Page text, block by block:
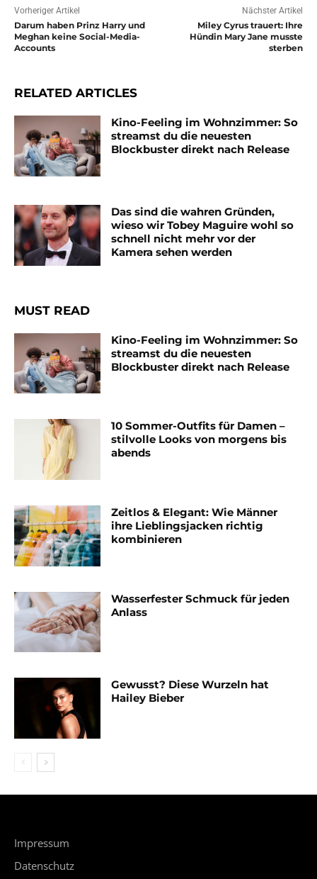
Vorheriger Artikel
Darum haben Prinz Harry und
Meghan keine Social-Media-
Accounts
Nächster Artikel
Miley Cyrus trauert: Ihre
Hündin Mary Jane musste
sterben
RELATED ARTICLES
Kino-Feeling im Wohnzimmer: So
streamst du die neuesten
Blockbuster direkt nach Release
Das sind die wahren Gründen,
wieso wir Tobey Maguire wohl so
schnell nicht mehr vor der
Kamera sehen werden
MUST READ
Kino-Feeling im Wohnzimmer: So
streamst du die neuesten
Blockbuster direkt nach Release
10 Sommer-Outfits für Damen –
stilvolle Looks von morgens bis
abends
Zeitlos & Elegant: Wie Männer
ihre Lieblingsjacken richtig
kombinieren
Wasserfester Schmuck für jeden
Anlass
Gewusst? Diese Wurzeln hat
Hailey Bieber
Impressum
Datenschutz